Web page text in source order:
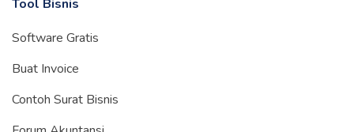
Tool Bisnis
Software Gratis
Buat Invoice
Contoh Surat Bisnis